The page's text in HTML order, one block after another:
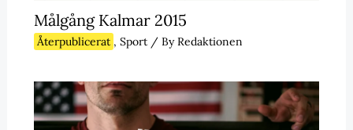
Målgång Kalmar 2015
Återpublicerat , Sport/ ByRedaktionen